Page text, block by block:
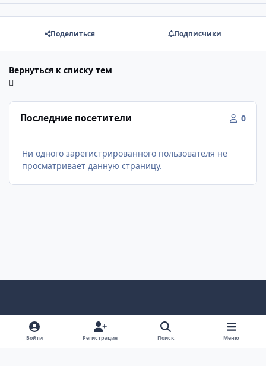
Поделиться Подписчики
Вернуться к списку тем
Последние посетители 0
Ни одного зарегистрированного пользователя не
просматривает данную страницу.
Светлый режим
Темный режим
Как в системе
v
k
Политика конфиденциальности
Войти Регистрация Поиск Меню